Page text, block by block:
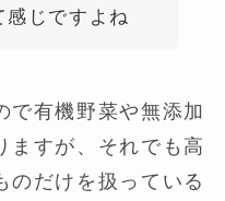
感じですよね
で有機野菜や無添加
ますが、それでも高
のだけを扱っている